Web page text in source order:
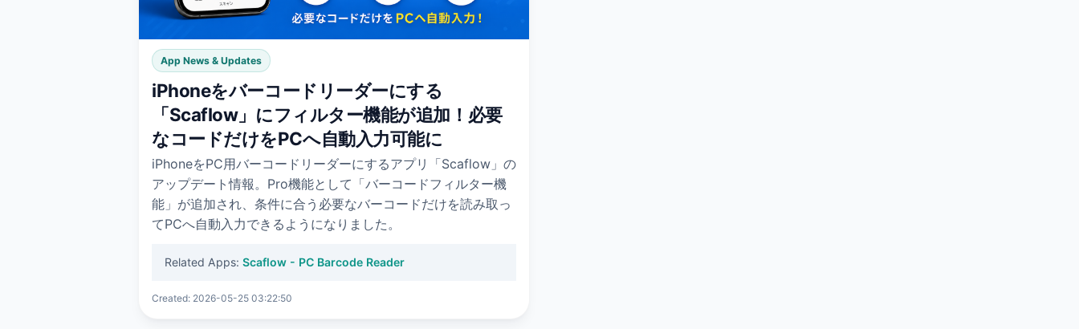
App News & Updates
iPhoneをバーコードリーダーにする
「Scaflow」にフィルター機能が追加！必要
なコードだけをPCへ自動入力可能に
iPhoneをPC用バーコードリーダーにするアプリ「Scaflow」の
アップデート情報。Pro機能として「バーコードフィルター機
能」が追加され、条件に合う必要なバーコードだけを読み取っ
てPCへ自動入力できるようになりました。
Related Apps: Scaflow - PC Barcode Reader
Created: 2026-05-25 03:22:50